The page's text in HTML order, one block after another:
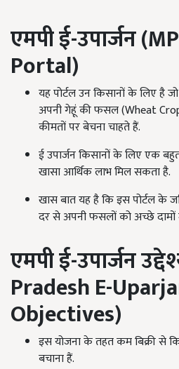
एमपी ई-उपार्जन (MP
Portal)
यह पोर्टल उन किसानों के लिए है
अपनी गेहूं की फसल (Wheat Crop)
कीमतों पर बेचना चाहते हैं.
ई उपार्जन किसानों के लिए एक
खासा आर्थिक लाभ मिल सकता है.
खास बात यह है कि इस पोर्टल के
दर से अपनी फसलों को अच्छे
एमपी ई-उपार्जन
Pradesh E-
Objectives)
इस योजना के तहत कम बिक्री से
बचाना हैं.